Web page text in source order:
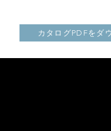
カタログPDFをダ